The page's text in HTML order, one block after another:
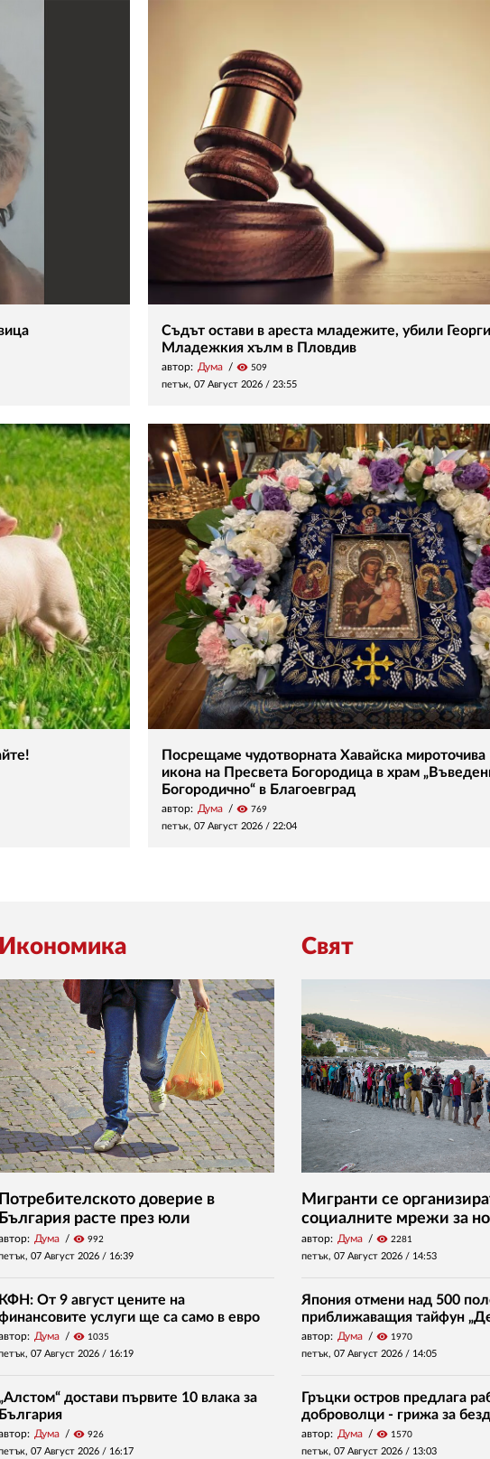
Съдът остави в ареста младежите, убили
Младежкия хълм в Пловдив
автор: Дума visibility 509
петък, 07 Август 2026 / 23:55
Посрещаме чудотворната Хавайска мироточива
икона на Пресвета Богородица в храм
Богородично“ в Благоевград
автор: Дума visibility 769
петък, 07 Август 2026 / 22:04
Икономика
Потребителското доверие в
България расте през юли
Дума visibility 992
07 Август 2026 / 16:39
КФН: От 9 август цените на
услуги ще са само в евро
Дума visibility 1035
07 Август 2026 / 16:19
достави първите 10 влака за
България
Дума visibility 926
07 Август 2026 / 16:17
Свят
Мигранти се
социалните мрежи за
автор: Дума visibility 2281
петък, 07 Август 2026 / 14:53
Япония отмени над 500
приближаващия тайфун
автор: Дума visibility 1970
петък, 07 Август 2026 / 14:05
Гръцки остров предлага
доброволци - грижа за
автор: Дума visibility 1570
петък, 07 Август 2026 / 13:03